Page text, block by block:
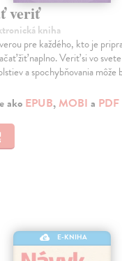
veriť
kniha
pre každého, kto je
žiť naplno. Veriť si vo
a spochybňovania môže
ako EPUB, MOBI a PDF
E-KNIHA